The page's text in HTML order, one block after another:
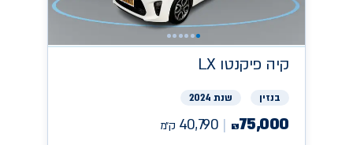
קיה פיקנטו LX
בנזין שנת 2024
₪75,000
40,790 ק״מ